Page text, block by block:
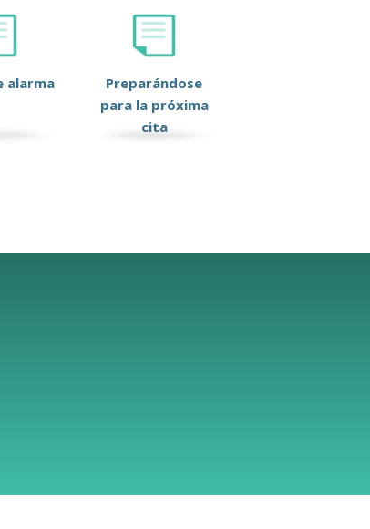
alarma
Preparándose
para la próxima
cita